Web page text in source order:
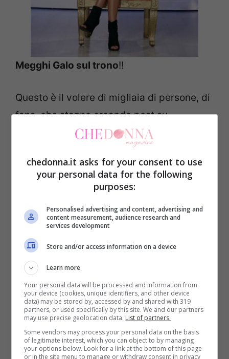
Megghi Galo sul trono!!
Questo è il volere di migliaia di persone, di
fans, che stanno creando post su
Facebook per cercare di convincere la
Uomini e donne
Megghi comenuova tronista.
del programma con la sua dolcezza e
Peracchiè piaciuto davvero ed in molti
speravano con il ragazzo avrebbe scelto
proprio lei.
Eppure proprio in questi giorni è emersa la
“losca” faccenda che ha visto Peracchi già
innamorato e fidanzato conGiulia
chedonna.it asks for your consent to use
your personal data for the following
purposes:
Personalised advertising and content, advertising and
content measurement, audience research and
services development
Store and/or access information on a device
Learn more
Your personal data will be processed and information from
your device (cookies, unique identifiers, and other device
data) may be stored by, accessed by and shared with 319
partners, or used specifically by this site. We and our partners
may use precise geolocation data. List of partners.
Some vendors may process your personal data on the basis
of legitimate interest, which you can object to by managing
your options below. Look for a link at the bottom of this page
or in the site menu to manage or withdraw consent in privacy